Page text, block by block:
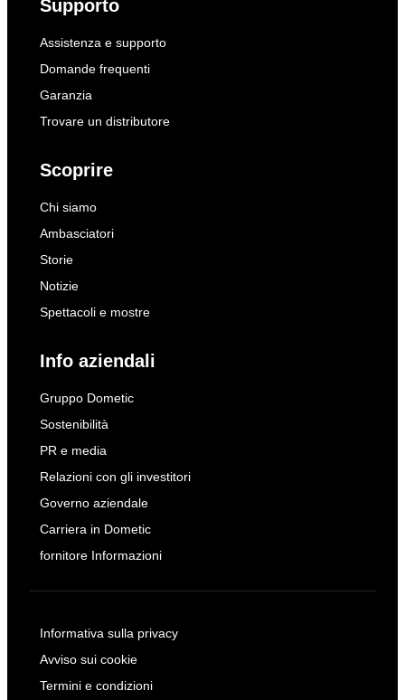
Supporto
Assistenza e supporto
Domande frequenti
Garanzia
Trovare un distributore
Scoprire
Chi siamo
Ambasciatori
Storie
Notizie
Spettacoli e mostre
Info aziendali
Gruppo Dometic
Sostenibilità
PR e media
Relazioni con gli investitori
Governo aziendale
Carriera in Dometic
fornitore Informazioni
Informativa sulla privacy
Avviso sui cookie
Termini e condizioni